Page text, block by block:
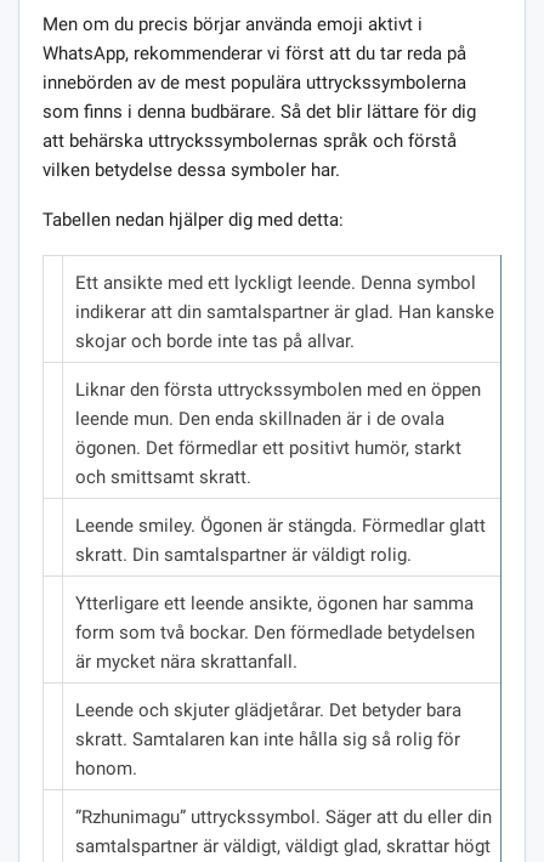
Men om du precis börjar använda emoji aktivt i
WhatsApp, rekommenderar vi först att du tar reda på
innebörden av de mest populära uttryckssymbolerna
som finns i denna budbärare. Så det blir lättare för dig
att behärska uttryckssymbolernas språk och förstå
vilken betydelse dessa symboler har.
Tabellen nedan hjälper dig med detta:
Ett ansikte med ett lyckligt leende. Denna symbol
indikerar att din samtalspartner är glad. Han kanske
skojar och borde inte tas på allvar.
Liknar den första uttryckssymbolen med en öppen
leende mun. Den enda skillnaden är i de ovala
ögonen. Det förmedlar ett positivt humör, starkt
och smittsamt skratt.
Leende smiley. Ögonen är stängda. Förmedlar glatt
skratt. Din samtalspartner är väldigt rolig.
Ytterligare ett leende ansikte, ögonen har samma
form som två bockar. Den förmedlade betydelsen
är mycket nära skrattanfall.
Leende och skjuter glädjetårar. Det betyder bara
skratt. Samtalaren kan inte hålla sig så rolig för
honom.
”Rzhunimagu” uttryckssymbol. Säger att du eller din
samtalspartner är väldigt, väldigt glad, skrattar högt